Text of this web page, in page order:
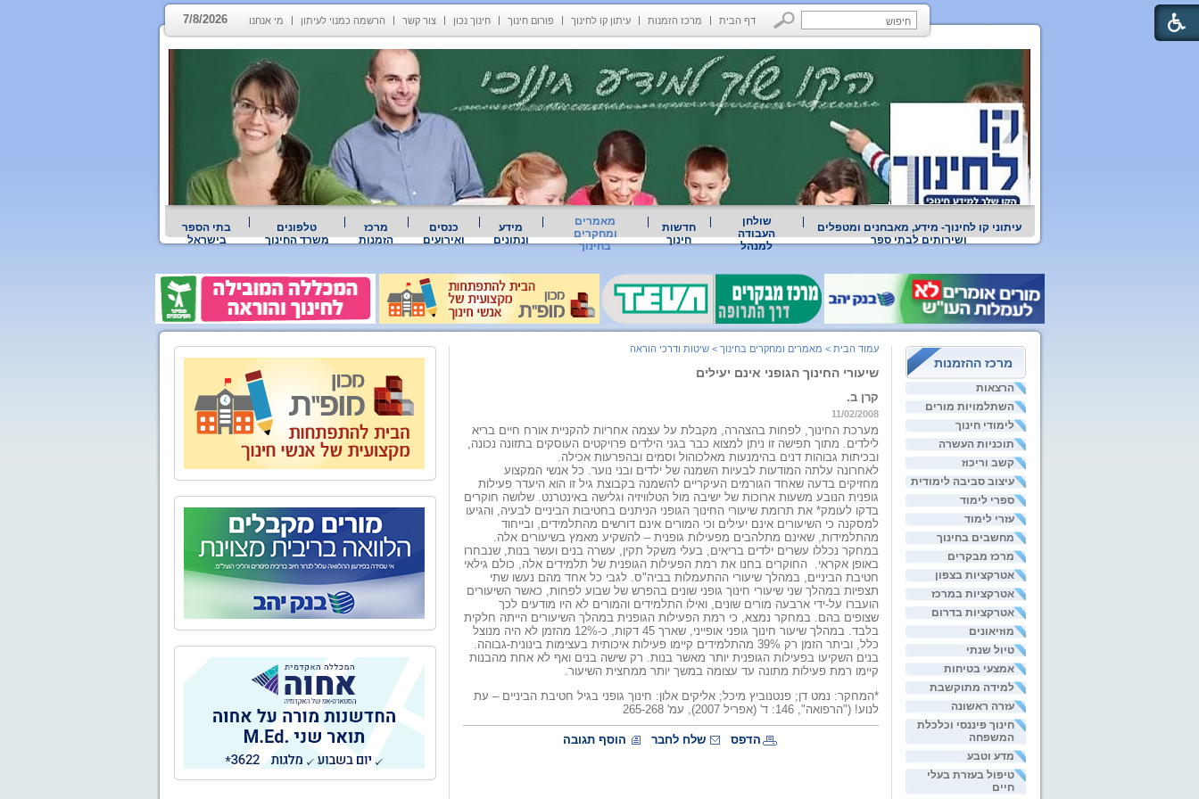
דף הבית מרכז הזמנות עיתון קו לחינוך פורום חינוך חינוך נכון צור קשר הרשמה כמנוי לעיתון מי אנחנו 7/8/2026
עיתוני קו לחינוך- מידע, מאבחנים ומטפלים
ושירותים לבתי ספר
שולחן
העבודה
למנהל
חדשות
חינוך
מאמרים
ומחקרים
בחינוך
מידע
ונתונים
כנסים
ואירועים
מרכז
הזמנות
טלפונים
משרד החינוך
בתי הספר
בישראל
מרכז ההזמנות
הרצאות
השתלמויות מורים
לימודי חינוך
תוכניות העשרה
קשב וריכוז
עיצוב סביבה לימודית
ספרי לימוד
עזרי לימוד
מחשבים בחינוך
מרכז מבקרים
אטרקציות בצפון
אטרקציות במרכז
אטרקציות בדרום
מוזיאונים
טיול שנתי
אמצעי בטיחות
למידה מתוקשבת
עזרה ראשונה
חינוך פיננסי וכלכלת
המשפחה
מדע וטבע
טיפול בעזרת בעלי
חיים
עמוד הבית > מאמרים ומחקרים בחינוך > שיטות ודרכי הוראה
שיעורי החינוך הגופני אינם יעילים
קרן ב.
11/02/2008
מערכת החינוך, לפחות בהצהרה, מקבלת על עצמה אחריות להקניית אורח חיים בריא
לילדים. מתוך תפישה זו ניתן למצוא כבר בגני הילדים פרויקטים העוסקים בתזונה נכונה,
ובכיתות גבוהות דנים בהימנעות מאלכוהול וסמים ובהפרעות אכילה.
לאחרונה עלתה המודעות לבעיות השמנה של ילדים ובני נוער. כל אנשי המקצוע
מחזיקים בדעה שאחד הגורמים העיקריים להשמנה בקבוצת גיל זו הוא היעדר פעילות
גופנית הנובע משעות ארוכות של ישיבה מול הטלוויזיה וגלישה באינטרנט. שלושה חוקרים
בדקו לעומק* את תרומת שיעורי החינוך הגופני הניתנים בחטיבות הביניים לבעיה, והגיעו
למסקנה כי השיעורים אינם יעילים וכי המורים אינם דורשים מהתלמידים, ובייחוד
מהתלמידות, שאינם מתלהבים מפעילות גופנית – להשקיע מאמץ בשיעורים אלה.
במחקר נכללו עשרים ילדים בריאים, בעלי משקל תקין, עשרה בנים ועשר בנות, שנבחרו
באופן אקראי. החוקרים בחנו את רמת הפעילות הגופנית של תלמידים אלה, כולם גילאי
חטיבת הביניים, במהלך שיעורי ההתעמלות בביה"ס. לגבי כל אחד מהם נעשו שתי
תצפיות במהלך שני שיעורי חינוך גופני שונים בהפרש של שבוע לפחות, כאשר השיעורים
הועברו על-ידי ארבעה מורים שונים, ואילו התלמידים והמורים לא היו מודעים לכך
שצופים בהם. במחקר נמצא, כי רמת הפעילות הגופנית במהלך השיעורים הייתה חלקית
בלבד. במהלך שיעור חינוך גופני אופייני, שארך 45 דקות, כ-12% מהזמן לא היה מנוצל
כלל, וביתר הזמן רק 39% מהתלמידים קיימו פעילות איכותית בעצימות בינונית-גבוהה.
בנים השקיעו בפעילות הגופנית יותר מאשר בנות. רק שישה בנים ואף לא אחת מהבנות
קיימו רמת פעילות מתונה עד עצומה במשך יותר ממחצית השיעור.
*המחקר: נמט דן; פנטנוביץ מיכל; אליקים אלון: חינוך גופני בגיל חטיבת הביניים – עת
לנוע! ("הרפואה", 146: ד' (אפריל 2007), עמ' 265-268
הדפס שלח לחבר הוסף תגובה